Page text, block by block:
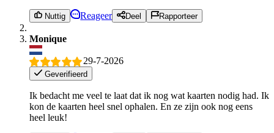
Nuttig Reageer Deel Rapporteer
Monique
29-7-2026
Geverifieerd
Ik bedacht me veel te laat dat ik nog wat kaarten nodig had. Ik
kon de kaarten heel snel ophalen. En ze zijn ook nog eens
heel leuk!